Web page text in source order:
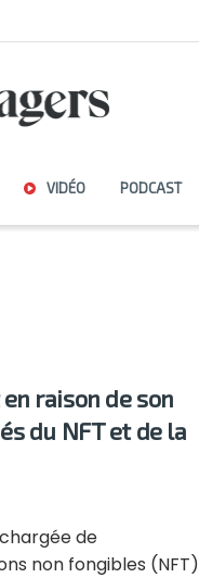
VIDÉO PODCAST
raison de son
du NFT et de la
de
non fongibles (NFT)